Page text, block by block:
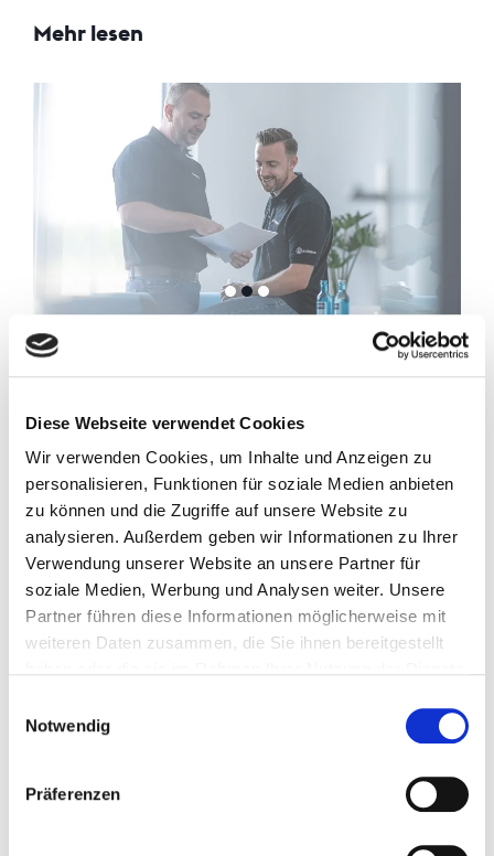
Diese Webseite verwendet Cookies
Wir verwenden Cookies, um Inhalte und Anzeigen zu
personalisieren, Funktionen für soziale Medien anbieten
zu können und die Zugriffe auf unsere Website zu
analysieren. Außerdem geben wir Informationen zu Ihrer
Verwendung unserer Website an unsere Partner für
soziale Medien, Werbung und Analysen weiter. Unsere
Partner führen diese Informationen möglicherweise mit
weiteren Daten zusammen, die Sie ihnen bereitgestellt
Notwendig
Präferenzen
Mehr lesen
Ehrliche Beratung zahlt sich
Wir gehen auf Ihre Anforderungen ein. Sie
haben komplexe Aufgabenstellungen. Die
passenden Antworten liefern wir. Unsere
Lösungsansätze sind immer persönlich auf
Sie zugeschnitten.
Mehr lesen